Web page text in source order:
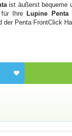
ist äußerst bequeme
für IhreLupine Penta
Penta FrontClick